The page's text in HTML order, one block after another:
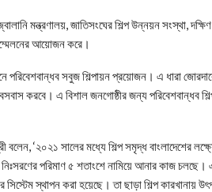
মন্ত্রণালয়, জাতিসংঘের শিল্প উন্নয়ন সংস্থা,
আয়োজন করে।
পরিবেশবান্ধব সবুজ শিল্পায়ন প্রয়োজন। এ ধারা
করবে। এ বিশাল জনগোষ্ঠীর জন্য পরিবেশবান্ধব
বলেন, ‘২০২১ সালের মধ্যে শিল্প সমৃদ্ধ বাংলাদেশের
পরিমাণ ৫ শতাংশে নামিয়ে আনার কাজ
স্থাপন করা হয়েছে। তা ছাড়া শিল্প কারখানায়